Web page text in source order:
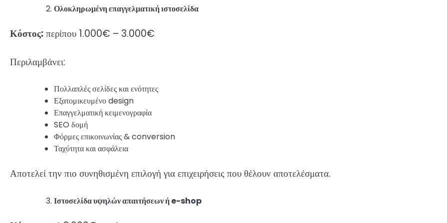
Ολοκληρωμένη επαγγελματική ιστοσελίδα
Κόστος:περίπου 1.000€ – 3.000€
Περιλαμβάνει:
Πολλαπλές σελίδες και ενότητες
Εξατομικευμένο design
Επαγγελματική κειμενογραφία
SEO δομή
Φόρμες επικοινωνίας & conversion
Ταχύτητα και ασφάλεια
Αποτελεί την πιο συνηθισμένη επιλογή για επιχειρήσεις που θέλουν αποτελέσματα.
Ιστοσελίδα υψηλών απαιτήσεων ή e-shop